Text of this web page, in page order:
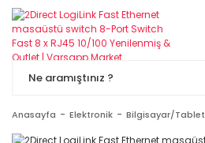
Anasayfa Elektronik Bilgisayar/Tablet